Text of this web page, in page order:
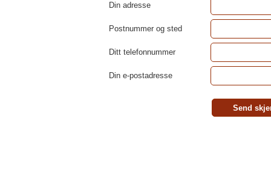
Din adresse
Postnummer og sted
Ditt telefonnummer
Din e-postadresse